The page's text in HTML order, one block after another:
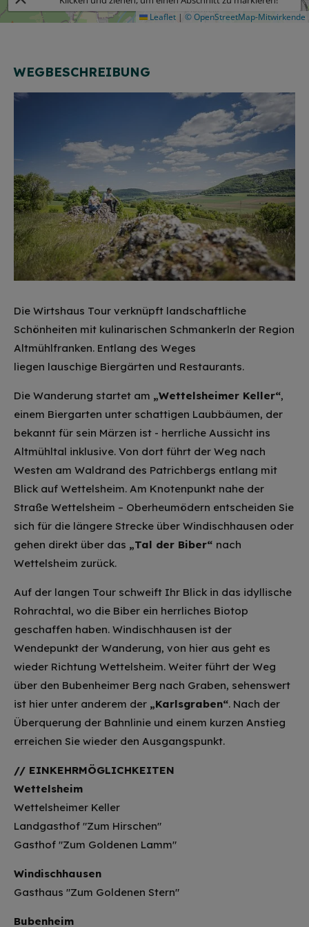
Leaflet | © OpenStreetMap-Mitwirkende
WEGBESCHREIBUNG
Die Wirtshaus Tour verknüpft landschaftliche
Schönheiten mit kulinarischen Schmankerln der Region
Altmühlfranken. Entlang des Weges
liegen lauschige Biergärten und Restaurants.
Die Wanderung startet am „Wettelsheimer Keller“,
einem Biergarten unter schattigen Laubbäumen, der
bekannt für sein Märzen ist - herrliche Aussicht ins
Altmühltal inklusive. Von dort führt der Weg nach
Westen am Waldrand des Patrichbergs entlang mit
Blick auf Wettelsheim. Am Knotenpunkt nahe der
Straße Wettelsheim – Oberheumödern entscheiden Sie
sich für die längere Strecke über Windischhausen oder
gehen direkt über das „Tal der Biber“ nach
Wettelsheim zurück.
Auf der langen Tour schweift Ihr Blick in das idyllische
Rohrachtal, wo die Biber ein herrliches Biotop
geschaffen haben. Windischhausen ist der
Wendepunkt der Wanderung, von hier aus geht es
wieder Richtung Wettelsheim. Weiter führt der Weg
über den Bubenheimer Berg nach Graben, sehenswert
ist hier unter anderem der „Karlsgraben“. Nach der
Überquerung der Bahnlinie und einem kurzen Anstieg
erreichen Sie wieder den Ausgangspunkt.
// EINKEHRMÖGLICHKEITEN
Wettelsheim
Wettelsheimer Keller
Landgasthof "Zum Hirschen"
Gasthof "Zum Goldenen Lamm"
Windischhausen
Gasthaus "Zum Goldenen Stern"
Bubenheim